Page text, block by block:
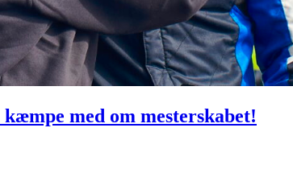
med om mesterskabet!